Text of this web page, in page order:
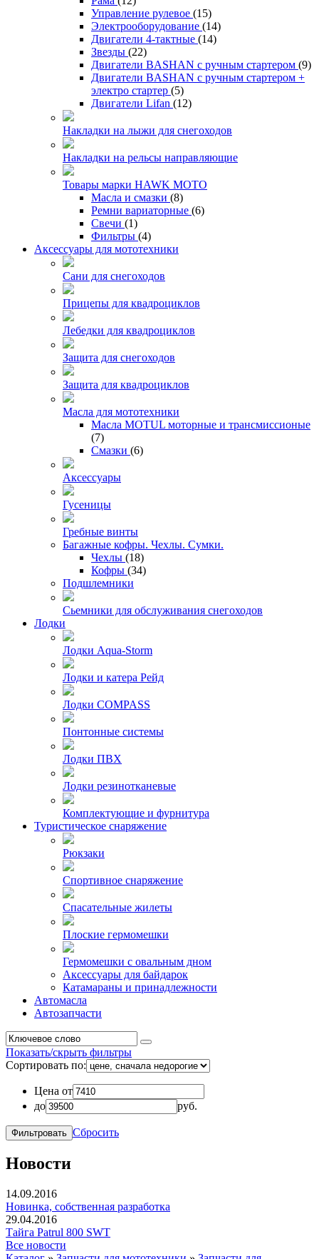
Управление рулевое (15)
Электрооборудование (14)
Двигатели 4-тактные (14)
Звезды (22)
Двигатели BASHAN с ручным стартером (9)
Двигатели BASHAN с ручным стартером +
электро стартер (5)
Двигатели Lifan (12)
Накладки на лыжи для снегоходов
Накладки на рельсы направляющие
Товары марки HAWK MOTO
Масла и смазки (8)
Ремни вариаторные (6)
Свечи (1)
Фильтры (4)
Аксессуары для мототехники
Сани для снегоходов
Прицепы для квадроциклов
Лебедки для квадроциклов
Защита для снегоходов
Защита для квадроциклов
Масла для мототехники
Масла MOTUL моторные и трансмиссионые
(7)
Смазки (6)
Аксессуары
Гусеницы
Гребные винты
Багажные кофры. Чехлы. Сумки.
Чехлы (18)
Кофры (34)
Подшлемники
Сьемники для обслуживания снегоходов
Лодки
Лодки Aqua-Storm
Лодки и катера Рейд
Лодки COMPASS
Понтонные системы
Лодки ПВХ
Лодки резинотканевые
Комплектующие и фурнитура
Туристическое снаряжение
Рюкзаки
Спортивное снаряжение
Спасательные жилеты
Плоские гермомешки
Гермомешки с овальным дном
Аксессуары для байдарок
Катамараны и принадлежности
Автомасла
Автозапчасти
Показать/скрыть фильтры
Сортировать по:
Цена от
до
руб.
Сбросить
Новости
14.09.2016
Новинка, собственная разработка
29.04.2016
Тайга Patrul 800 SWT
Все новости